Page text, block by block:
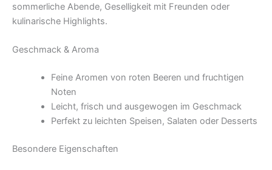
sommerliche Abende, Geselligkeit mit Freunden oder
kulinarische Highlights.
Geschmack & Aroma
Feine Aromen von roten Beeren und fruchtigen
Noten
Leicht, frisch und ausgewogen im Geschmack
Perfekt zu leichten Speisen, Salaten oder Desserts
Besondere Eigenschaften